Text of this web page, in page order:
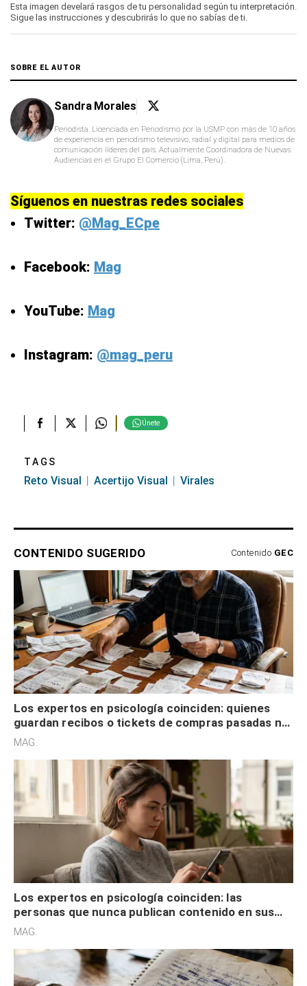
of
1
minute,
Esta imagen develará rasgos de tu personalidad según tu interpretación.
Sigue las instrucciones y descubrirás lo que no sabías de ti.
SOBRE EL AUTOR
Sandra Morales
Periodista. Licenciada en Periodismo por la USMP con más de 10 años
de experiencia en periodismo televisivo, radial y digital para medios de
comunicación líderes del país. Actualmente Coordinadora de Nuevas
Audiencias en el Grupo El Comercio (Lima, Perú).
Síguenos en nuestras redes sociales
Twitter: @Mag_ECpe
Facebook: Mag
YouTube: Mag
Instagram: @mag_peru
Únete
TAGS
Reto Visual Acertijo Visual Virales
CONTENIDO SUGERIDO Contenido GEC
Los expertos en psicología coinciden: quienes
guardan recibos o tickets de compras pasadas no
son acumuladores, sino que tienen necesidad de
MAG.
Los expertos en psicología coinciden: las
personas que nunca publican contenido en sus
redes sociales no pretenden buscar validación
MAG.